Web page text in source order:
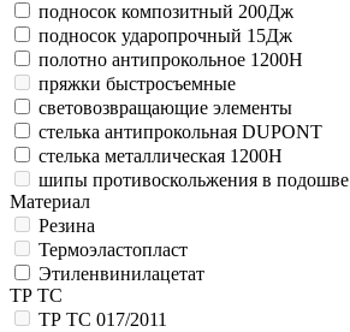
подносок композитный 200Дж
подносок ударопрочный 15Дж
полотно антипрокольное 1200Н
пряжки быстросъемные
световозвращающие элементы
стелька антипрокольная DUPONT
стелька металлическая 1200Н
шипы противоскольжения в подошве
Материал
Резина
Термоэластопласт
Этиленвинилацетат
ТР ТС
ТР ТС 017/2011